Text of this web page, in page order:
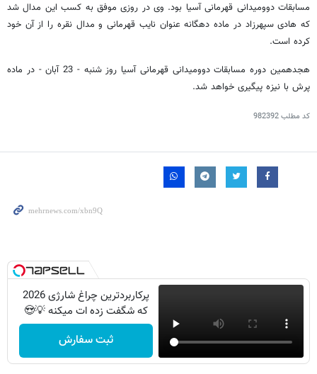
مسابقات دوومیدانی قهرمانی آسیا بود. وی در روزی موفق به کسب این مدال شد
که هادی سپهرزاد در ماده دهگانه عنوان نایب قهرمانی و مدال نقره را از آن خود
کرده است.
هجدهمین دوره مسابقات دوومیدانی قهرمانی آسیا روز شنبه - 23 آبان - در ماده
پرش با نیزه پیگیری خواهد شد.
کد مطلب982392
پرکاربردترین چراغ شارژی 2026
که شگفت زده ات میکنه 💡😍
ثبت سفارش